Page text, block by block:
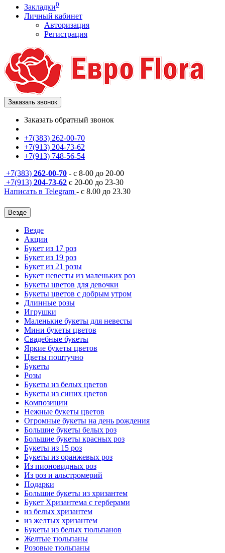
Закладки0
Личный кабинет
Авторизация
Регистрация
Заказать звонок
Заказать обратный звонок
+7(383) 262-00-70
+7(913) 204-73-62
+7(913) 748-56-54
+7(383) 262-00-70 - с 8-00 до 20-00
+7(913) 204-73-62 с 20-00 до 23-30
Написать в Telegram - с 8.00 до 23.30
Везде
Везде
Акции
Букет из 17 роз
Букет из 19 роз
Букет из 21 розы
Букет невесты из маленьких роз
Букеты цветов для девочки
Букеты цветов с добрым утром
Длинные розы
Игрушки
Маленькие букеты для невесты
Мини букеты цветов
Свадебные букеты
Яркие букеты цветов
Цветы поштучно
Букеты
Розы
Букеты из белых цветов
Букеты из синих цветов
Композиции
Нежные букеты цветов
Огромные букеты на день рождения
Большие букеты белых роз
Большие букеты красных роз
Букеты из 15 роз
Букеты из оранжевых роз
Из пионовидных роз
Из роз и альстромерий
Подарки
Большие букеты из хризантем
Букет Хризантема с герберами
из белых хризантем
из желтых хризантем
Букеты из белых тюльпанов
Желтые тюльпаны
Розовые тюльпаны